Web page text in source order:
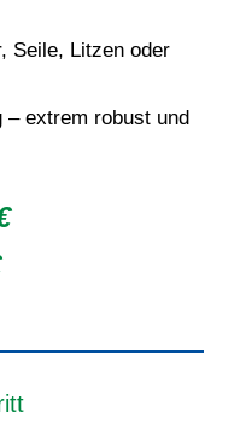
Seile, Litzen oder
– extrem robust und